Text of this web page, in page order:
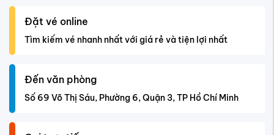
Đặt vé online
Tìm kiếm vé nhanh nhất với giá rẻ và tiện lợi nhất
Đến văn phòng
Số 69 Võ Thị Sáu, Phường 6, Quận 3, TP Hồ Chí Minh